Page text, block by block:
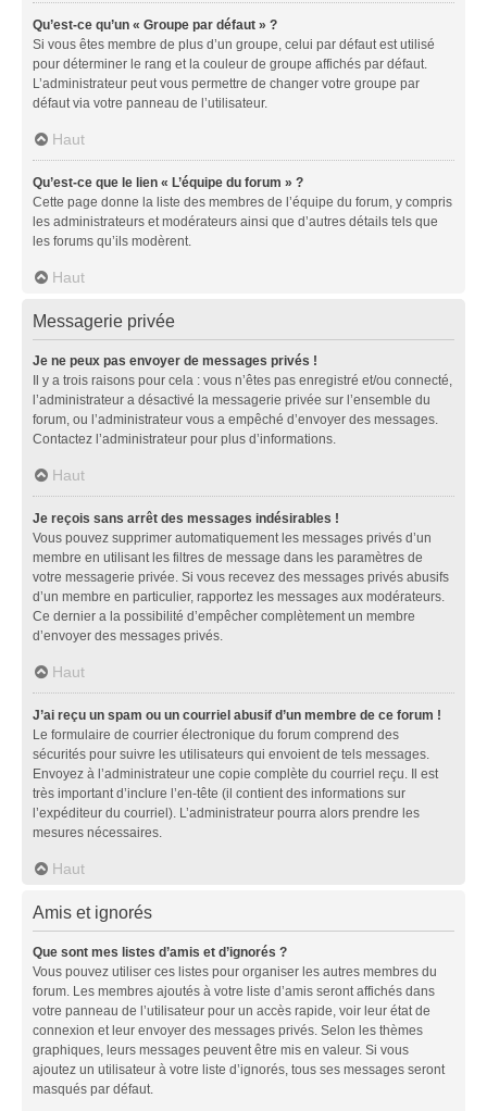
Qu’est-ce qu’un « Groupe par défaut » ?
Si vous êtes membre de plus d’un groupe, celui par défaut est utilisé
pour déterminer le rang et la couleur de groupe affichés par défaut.
L’administrateur peut vous permettre de changer votre groupe par
défaut via votre panneau de l’utilisateur.
Haut
Qu’est-ce que le lien « L’équipe du forum » ?
Cette page donne la liste des membres de l’équipe du forum, y compris
les administrateurs et modérateurs ainsi que d’autres détails tels que
les forums qu’ils modèrent.
Haut
Messagerie privée
Je ne peux pas envoyer de messages privés !
Il y a trois raisons pour cela : vous n’êtes pas enregistré et/ou connecté,
l’administrateur a désactivé la messagerie privée sur l’ensemble du
forum, ou l’administrateur vous a empêché d’envoyer des messages.
Contactez l’administrateur pour plus d’informations.
Haut
Je reçois sans arrêt des messages indésirables !
Vous pouvez supprimer automatiquement les messages privés d’un
membre en utilisant les filtres de message dans les paramètres de
votre messagerie privée. Si vous recevez des messages privés abusifs
d’un membre en particulier, rapportez les messages aux modérateurs.
Ce dernier a la possibilité d’empêcher complètement un membre
d’envoyer des messages privés.
Haut
J’ai reçu un spam ou un courriel abusif d’un membre de ce forum !
Le formulaire de courrier électronique du forum comprend des
sécurités pour suivre les utilisateurs qui envoient de tels messages.
Envoyez à l’administrateur une copie complète du courriel reçu. Il est
très important d’inclure l’en-tête (il contient des informations sur
l’expéditeur du courriel). L’administrateur pourra alors prendre les
mesures nécessaires.
Haut
Amis et ignorés
Que sont mes listes d’amis et d’ignorés ?
Vous pouvez utiliser ces listes pour organiser les autres membres du
forum. Les membres ajoutés à votre liste d’amis seront affichés dans
votre panneau de l’utilisateur pour un accès rapide, voir leur état de
connexion et leur envoyer des messages privés. Selon les thèmes
graphiques, leurs messages peuvent être mis en valeur. Si vous
ajoutez un utilisateur à votre liste d’ignorés, tous ses messages seront
masqués par défaut.